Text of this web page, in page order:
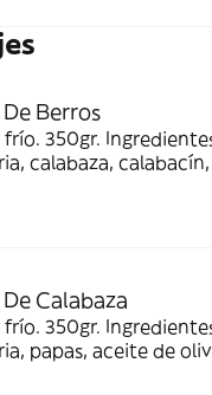
Berros
frío. 350gr.
calabaza,
Calabaza
frío. 350gr.
papas, aceite de